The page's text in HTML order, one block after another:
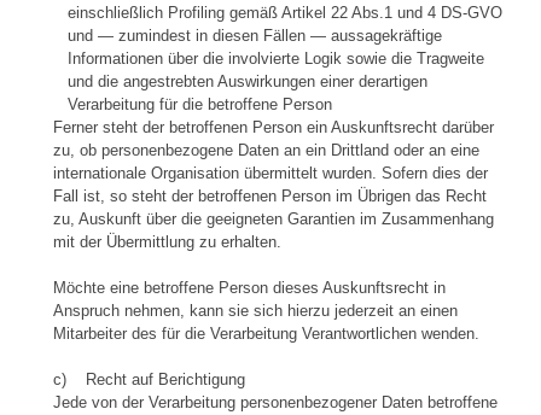
einschließlich Profiling gemäß Artikel 22 Abs.1 und 4 DS-GVO
und — zumindest in diesen Fällen — aussagekräftige
Informationen über die involvierte Logik sowie die Tragweite
und die angestrebten Auswirkungen einer derartigen
Verarbeitung für die betroffene Person
Ferner steht der betroffenen Person ein Auskunftsrecht darüber
zu, ob personenbezogene Daten an ein Drittland oder an eine
internationale Organisation übermittelt wurden. Sofern dies der
Fall ist, so steht der betroffenen Person im Übrigen das Recht
zu, Auskunft über die geeigneten Garantien im Zusammenhang
mit der Übermittlung zu erhalten.
Möchte eine betroffene Person dieses Auskunftsrecht in
Anspruch nehmen, kann sie sich hierzu jederzeit an einen
Mitarbeiter des für die Verarbeitung Verantwortlichen wenden.
c) Recht auf Berichtigung
Jede von der Verarbeitung personenbezogener Daten betroffene